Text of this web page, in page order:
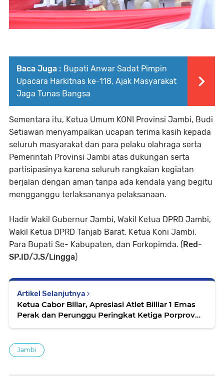
Baca Juga : Bupati Anwar Sadat Pimpin
Upacara Harkitnas ke-118, Ajak Masyarakat
Jaga Tunas Bangsa
Sementara itu, Ketua Umum KONI Provinsi Jambi, Budi
Setiawan menyampaikan ucapan terima kasih kepada
seluruh masyarakat dan para pelaku olahraga serta
Pemerintah Provinsi Jambi atas dukungan serta
partisipasinya karena seluruh rangkaian kegiatan
berjalan dengan aman tanpa ada kendala yang begitu
mengganggu terlaksananya pelaksanaan.
Hadir Wakil Gubernur Jambi, Wakil Ketua DPRD Jambi,
Wakil Ketua DPRD Tanjab Barat, Ketua Koni Jambi,
Para Bupati Se- Kabupaten, dan Forkopimda. (Red-
SP.ID/J.S/Lingga)
Artikel Selanjutnya
Ketua Cabor Biliar, Apresiasi Atlet Billiar 1 Emas
Perak dan Perunggu Peringkat Ketiga Porprov
Jambi